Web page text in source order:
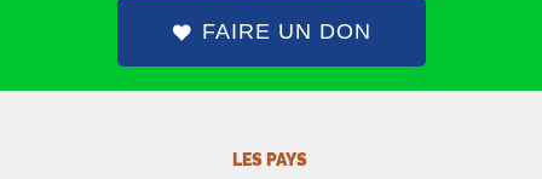
FAIRE UN DON
LES PAYS